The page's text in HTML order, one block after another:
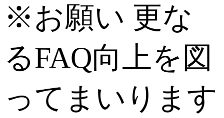
※お願い 更な
るFAQ向上を図
ってまいります